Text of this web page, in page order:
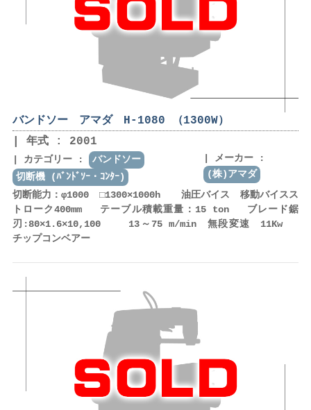
バンドソー アマダ H-1080 （1300W）
年式 : 2001
カテゴリー :
バンドソー
切断機 (ﾊﾞﾝﾄﾞｿｰ・ｺﾝﾀｰ)
メーカー :
(株)アマダ
切断能力：φ1000 □1300×1000h 油圧バイス 移動バイスス
トローク400mm テーブル積載重量：15 ton ブレード鋸
刃:80×1.6×10,100 13～75 m/min 無段変速 11Kw
チップコンベアー